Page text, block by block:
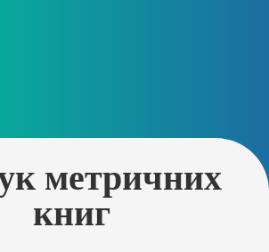
метричних
книг